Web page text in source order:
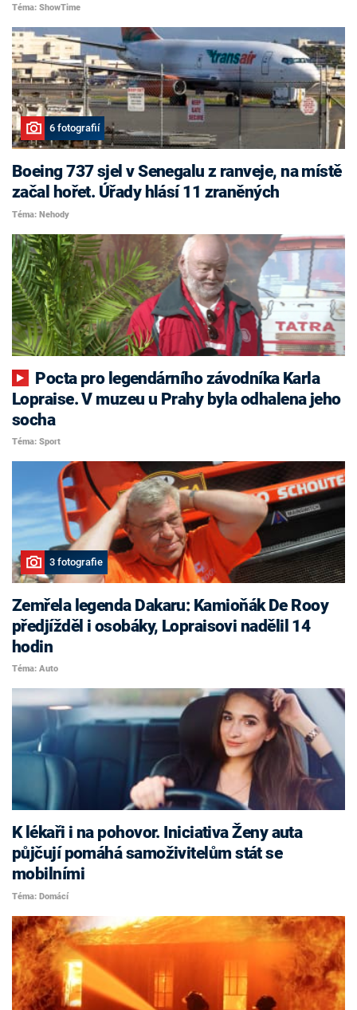
Téma: ShowTime
6 fotografií
Boeing 737 sjel v Senegalu z ranveje, na místě
začal hořet. Úřady hlásí 11 zraněných
Téma: Nehody
Lopraise. V muzeu u Prahy byla odhalena jeho
socha
Téma: Sport
3 fotografie
Zemřela legenda Dakaru: Kamioňák De Rooy
předjížděl i osobáky, Lopraisovi nadělil 14
hodin
Téma: Auto
K lékaři i na pohovor. Iniciativa Ženy auta
půjčují pomáhá samoživitelům stát se
mobilními
Téma: Domácí